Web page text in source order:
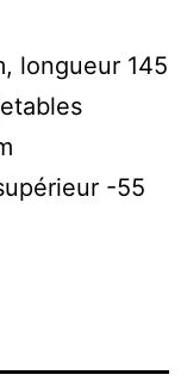
longueur 145
-55